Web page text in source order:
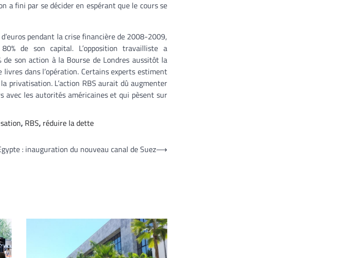
a fini par se décider en espérant que le cours se
pendant la crise financière de 2008-2009,
de son capital. L’opposition travailliste a
son action à la Bourse de Londres aussitôt la
dans l’opération. Certains experts estiment
privatisation. L’action RBS aurait dû augmenter
avec les autorités américaines et qui pèsent sur
, RBS, réduire la dette
: inauguration du nouveau canal de Suez⟶